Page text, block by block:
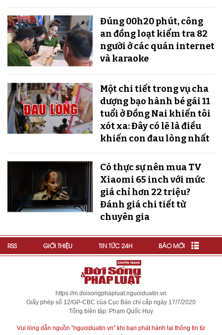
Đúng 00h20 phút, công
an đồng loạt kiểm tra 82
người ở các quán internet
và karaoke
Một chi tiết trong vụ cha
dượng bạo hành bé gái 11
tuổi ở Đồng Nai khiến tôi
xót xa: Đây có lẽ là điều
khiến con đau lòng nhất
Có thực sự nên mua TV
Xiaomi 65 inch với mức
giá chỉ hơn 22 triệu?
Đánh giá chi tiết từ
chuyên gia
RSS GIỚI THIỆU TIN TỨC 24H BÁO MỚI
https://m.doisongphapluat.nguoiduatin.vn
Giấy phép số 12/GP-CBC của Cục Báo chí cấp ngày 17/7/2020
Tổng biên tập: Phạm Quốc Huy
Vui lòng dẫn nguồn "nguoiduatin.vn" khi bạn phát hành lại thông tin từ